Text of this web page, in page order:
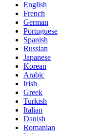
English
French
German
Portuguese
Spanish
Russian
Japanese
Korean
Arabic
Irish
Greek
Turkish
Italian
Danish
Romanian